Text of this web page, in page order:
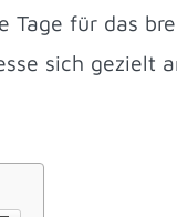
für das
sich gezielt